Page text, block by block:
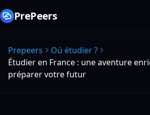
PrePeers
Prepeers
Où étudier ?
Étudier en France : une aventure
préparer votre futur